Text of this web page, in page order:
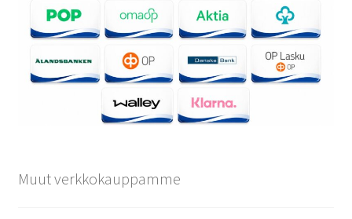
Muut verkkokauppamme